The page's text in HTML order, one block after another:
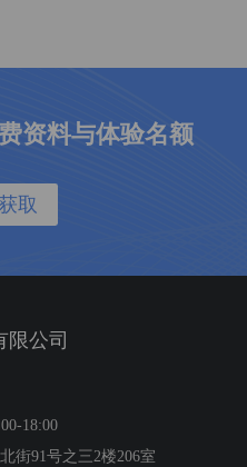
资料与体验名额
取
限公司
18:00
街91号之三2楼206室